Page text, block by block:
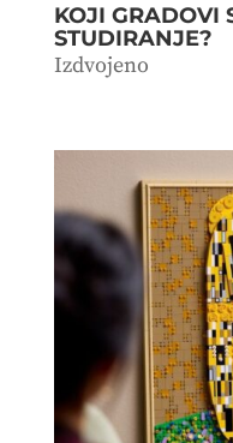
KOJI GRADOVI
STUDIRANJE?
Izdvojeno